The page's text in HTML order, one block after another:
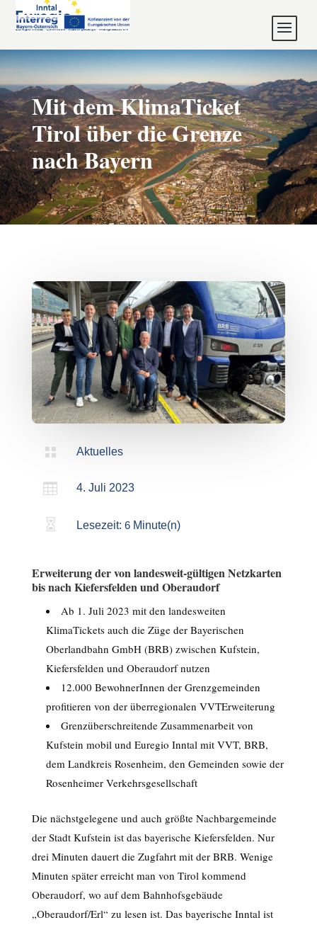
Mit dem KlimaTicket
Tirol über die Grenze
nach Bayern
 Aktuelles
 4. Juli 2023
 Lesezeit: 6 Minute(n)
Erweiterung der von landesweit-gültigen Netzkarten
bis nach Kiefersfelden und Oberaudorf
Ab 1. Juli 2023 mit den landesweiten
KlimaTickets auch die Züge der Bayerischen
Oberlandbahn GmbH (BRB) zwischen Kufstein,
Kiefersfelden und Oberaudorf nutzen
12.000 BewohnerInnen der Grenzgemeinden
profitieren von der überregionalen VVTErweiterung
Grenzüberschreitende Zusammenarbeit von
Kufstein mobil und Euregio Inntal mit VVT, BRB,
dem Landkreis Rosenheim, den Gemeinden sowie der
Rosenheimer Verkehrsgesellschaft
Die nächstgelegene und auch größte Nachbargemeinde
der Stadt Kufstein ist das bayerische Kiefersfelden. Nur
drei Minuten dauert die Zugfahrt mit der BRB. Wenige
Minuten später erreicht man von Tirol kommend
Oberaudorf, wo auf dem Bahnhofsgebäude
„Oberaudorf/Erl“ zu lesen ist. Das bayerische Inntal ist